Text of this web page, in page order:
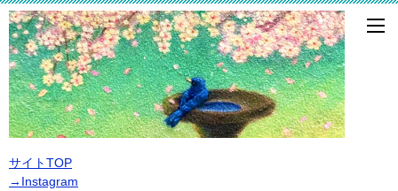
サイトTOP
→Instagram